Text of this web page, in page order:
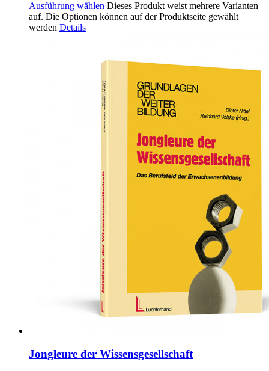
Ausführung wählen Dieses Produkt weist mehrere Varianten
auf. Die Optionen können auf der Produktseite gewählt
werden Details
Jongleure der Wissensgesellschaft